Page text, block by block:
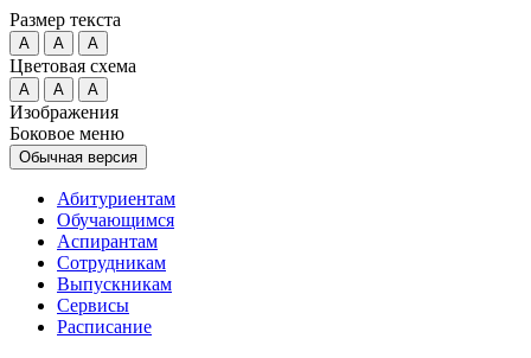
Размер текста
A A A
Цветовая схема
A A A
Изображения
Боковое меню
Обычная версия
Абитуриентам
Обучающимся
Аспирантам
Сотрудникам
Выпускникам
Сервисы
Расписание